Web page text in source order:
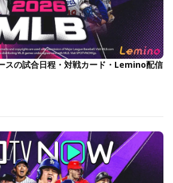
スの試合日程・対戦カード・Lemino配信